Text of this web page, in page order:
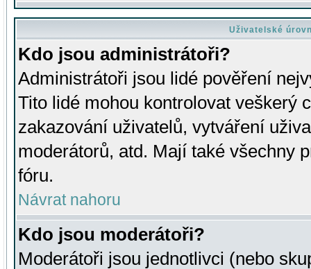
Uživatelské
Kdo jsou administrátoři?
Administrátoři jsou lidé pověření
Tito lidé mohou kontrolovat veškerý
zakazování uživatelů, vytváření
moderátorů, atd. Mají také všechny
fóru.
Návrat nahoru
Kdo jsou moderátoři?
Moderátoři jsou jednotlivci (nebo